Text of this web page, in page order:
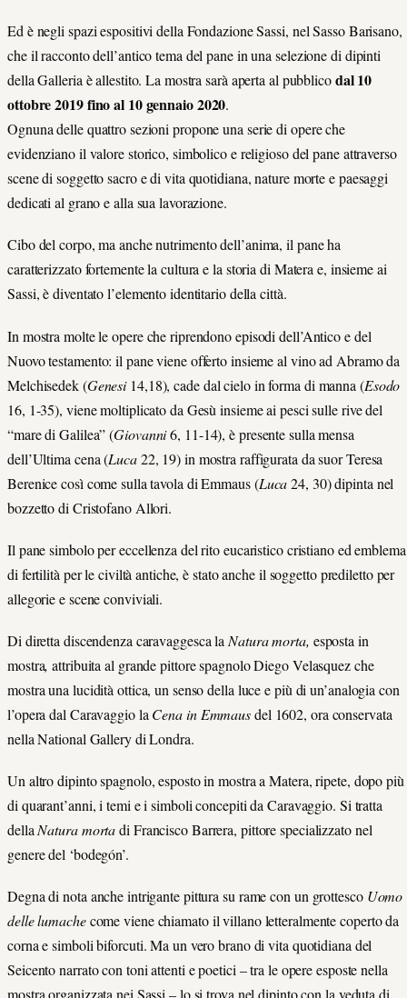
Ed è negli spazi espositivi della Fondazione Sassi, nel Sasso Barisano,
che il racconto dell’antico tema del pane in una selezione di dipinti
della Galleria è allestito. La mostra sarà aperta al pubblicodal 10
ottobre 2019 fino al 10 gennaio 2020.
Ognuna delle quattro sezioni propone una serie di opere che
evidenziano il valore storico, simbolico e religioso del pane attraverso
scene di soggetto sacro e di vita quotidiana, nature morte e paesaggi
dedicati al grano e alla sua lavorazione.
Cibo del corpo, ma anche nutrimento dell’anima, il pane ha
caratterizzato fortemente la cultura e la storia di Matera e, insieme ai
Sassi, è diventato l’elemento identitario della città.
In mostra molte le opere che riprendono episodi dell’Antico e del
Nuovo testamento: il pane viene offerto insieme al vino ad Abramo da
Melchisedek (Genesi 14,18), cade dal cielo in forma di manna (Esodo
16, 1-35), viene moltiplicato da Gesù insieme ai pesci sulle rive del
“mare di Galilea” (Giovanni6, 11-14), è presente sulla mensa
dell’Ultima cena (Luca22, 19) in mostra raffigurata da suor Teresa
Berenice così come sulla tavola di Emmaus (Luca24, 30) dipinta nel
bozzetto di Cristofano Allori.
Il pane simbolo per eccellenza del rito eucaristico cristiano ed emblema
di fertilità per le civiltà antiche, è stato anche il soggetto prediletto per
allegorie e scene conviviali.
Di diretta discendenza caravaggesca la Natura morta, esposta in
mostra,attribuita al grande pittore spagnolo Diego Velasquez che
mostra una lucidità ottica, un senso della luce e più di un’analogia con
l’opera dal Caravaggio la Cena in Emmausdel 1602, ora conservata
nella National Gallery di Londra.
Un altro dipinto spagnolo, esposto in mostra a Matera, ripete, dopo più
di quarant’anni, i temi e i simboli concepiti da Caravaggio. Si tratta
della Natura mortadi Francisco Barrera, pittore specializzato nel
genere del ‘bodegón’.
Degna di nota anche intrigante pittura su rame con un grottesco Uomo
delle lumachecome viene chiamato il villano letteralmente coperto da
corna e simboli biforcuti. Ma un vero brano di vita quotidiana del
Seicento narrato con toni attenti e poetici – tra le opere esposte nella